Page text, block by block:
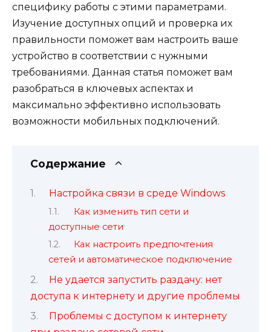
специфику работы с этими параметрами.
Изучение доступных опций и проверка их
правильности поможет вам настроить ваше
устройство в соответствии с нужными
требованиями. Данная статья поможет вам
разобраться в ключевых аспектах и
максимально эффективно использовать
возможности мобильных подключений.
Содержание
Настройка связи в среде Windows
Как изменить тип сети и
доступные сети
Как настроить предпочтения
сетей и автоматическое подключение
Не удается запустить раздачу: нет
доступа к интернету и другие проблемы
Проблемы с доступом к интернету